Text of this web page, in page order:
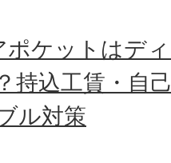
ポケットはデ
持込工賃・自
ル対策